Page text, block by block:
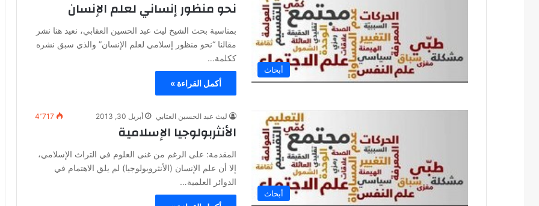
أبحاث
نحو منظور إنساني لعلم الإنسان
بمناسبة بحث الشيخ ليث عبد الحسين العقابي، نعيد هنا نشر
مقالنا “نحو منظور إسلامي لعلم الإنسان” والذي سبق نشره
ككلمة…
أكمل القراءة »
أبحاث
ليث عبد الحسين العتابي أبريل 30, 2013 4٬717
الأنثربولوجيا الإسلامية
المقدمة: على الرغم من غنى العلوم في التراث الإسلامي،
إلا أن علم الإنسان (الأنثروبولوجيا) لم يلق الاهتمام في
الدوائر العلمية…